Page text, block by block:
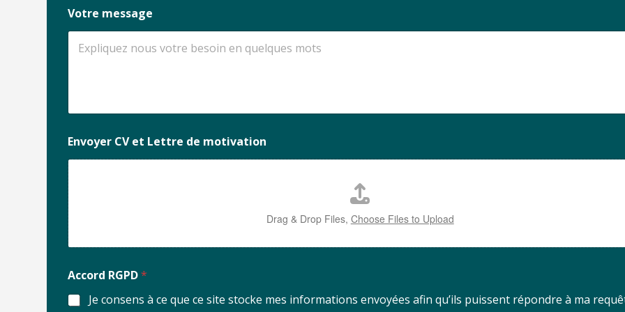
Votre message
Envoyer CV et Lettre de motivation
Drag & Drop Files, Choose Files to Upload
Accord RGPD*
Je consens à ce que ce site stocke mes informations envoyées afin qu’ils puissent répondre à ma